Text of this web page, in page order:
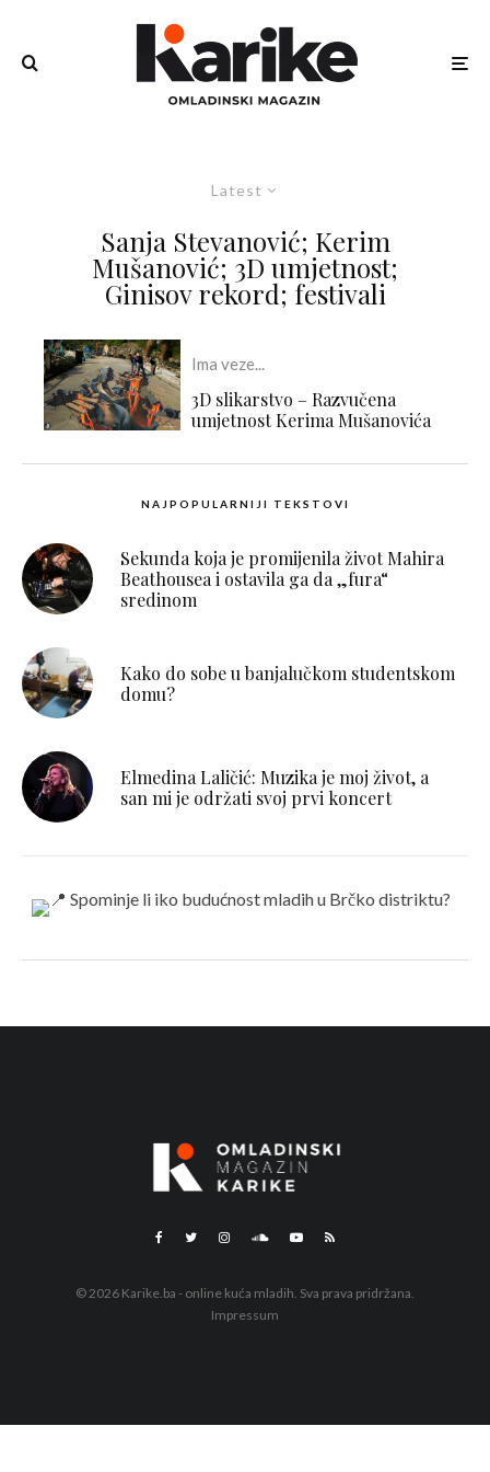
Latest
Sanja Stevanović; Kerim
Mušanović; 3D umjetnost;
Ginisov rekord; festivali
Ima veze...
3D slikarstvo – Razvučena
umjetnost Kerima Mušanovića
NAJPOPULARNIJI TEKSTOVI
Sekunda koja je promijenila život Mahira
Beathousea i ostavila ga da „fura“
sredinom
Kako do sobe u banjalučkom studentskom
domu?
Elmedina Laličić: Muzika je moj život, a
san mi je održati svoj prvi koncert
© 2026 Karike.ba - online kuća mladih. Sva prava pridržana.
Impressum